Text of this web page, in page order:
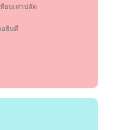
ยบเท่าปลัด
ธิบดี